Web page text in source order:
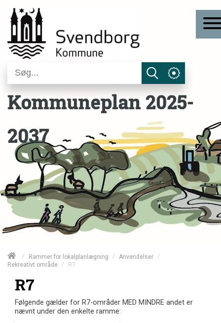
Kommuneplan 2025-
2037
/ Rammer for lokalplanlægning / Anvendelser
/
Rekreativt område
/ R7
R7
Følgende gælder for R7-områder MED MINDRE andet er
nævnt under den enkelte ramme: